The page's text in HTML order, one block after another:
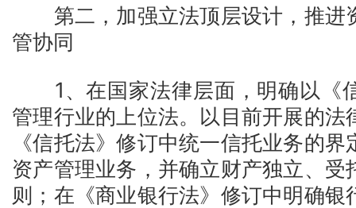
第二，加强立法顶层设计，推进
管协同
1、在国家法律层面，明确以《
管理行业的上位法。以目前开展的法
《信托法》修订中统一信托业务的
资产管理业务，并确立财产独立、受
则；在《商业银行法》修订中明确银